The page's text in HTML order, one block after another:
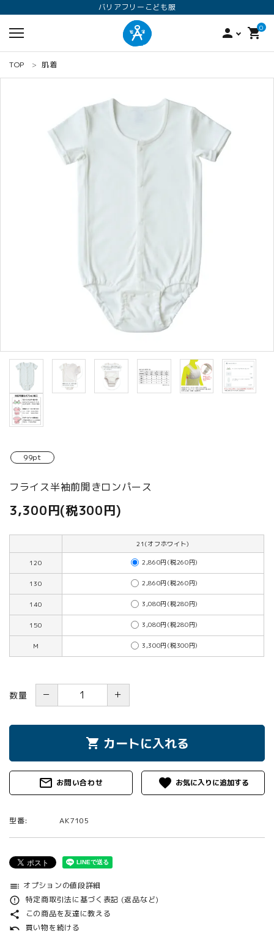
バリアフリーこども服
person 0
shopping_cart
商品カテゴリから選ぶ
meeting_room ログイン person 新規会員登録
TOP 肌着
99pt
フライス半袖前開きロンパース
3,300円(税300円)
21(オフホワイト)
120 2,860円(税260円)
130 2,860円(税260円)
140 3,080円(税280円)
150 3,080円(税280円)
M 3,300円(税300円)
数量 － ＋
shopping_cart カートに入れる
mail_outline お問い合わせ favorite
型番: AK7105
toc オプションの値段詳細
error_outline 特定商取引法に基づく表記 (返品など)
share この商品を友達に教える
undo 買い物を続ける